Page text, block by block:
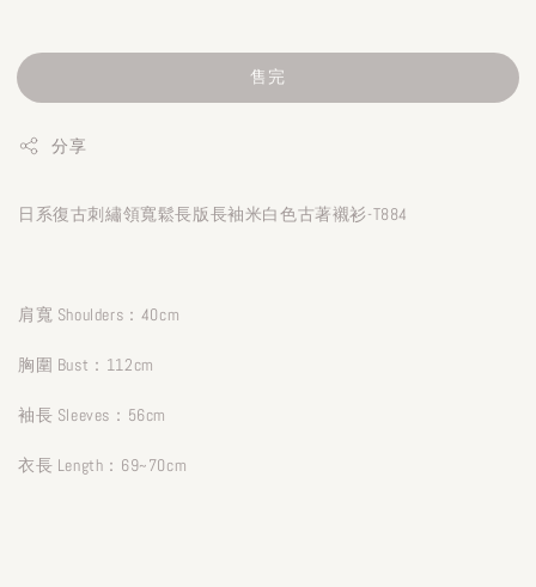
售完
分享
日系復古刺繡領寬鬆長版長袖米白色古著襯衫-T884
肩寬 Shoulders：40cm
胸圍 Bust：112cm
袖長 Sleeves：56cm
衣長 Length：69~70cm